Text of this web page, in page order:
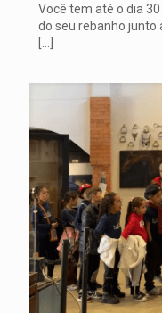
Você tem até o dia
do seu rebanho junto
[…]